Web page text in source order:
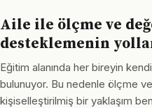
Aile ile ölçme ve
desteklemenin
Eğitim alanında her bireyin
bulunuyor. Bu nedenle ölçme
kişiselleştirilmiş bir yaklaşım